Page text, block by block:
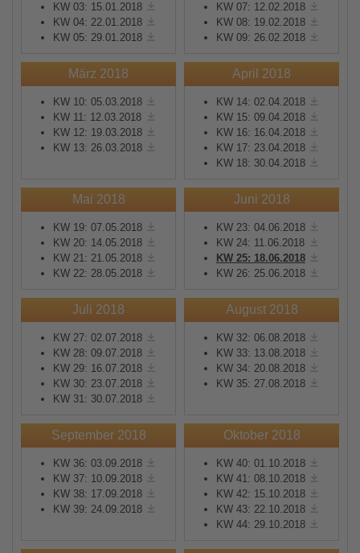
KW 03: 15.01.2018
KW 04: 22.01.2018
KW 05: 29.01.2018
KW 07: 12.02.2018
KW 08: 19.02.2018
KW 09: 26.02.2018
März 2018
KW 10: 05.03.2018
KW 11: 12.03.2018
KW 12: 19.03.2018
KW 13: 26.03.2018
April 2018
KW 14: 02.04.2018
KW 15: 09.04.2018
KW 16: 16.04.2018
KW 17: 23.04.2018
KW 18: 30.04.2018
Mai 2018
KW 19: 07.05.2018
KW 20: 14.05.2018
KW 21: 21.05.2018
KW 22: 28.05.2018
Juni 2018
KW 23: 04.06.2018
KW 24: 11.06.2018
KW 25: 18.06.2018
KW 26: 25.06.2018
Juli 2018
KW 27: 02.07.2018
KW 28: 09.07.2018
KW 29: 16.07.2018
KW 30: 23.07.2018
KW 31: 30.07.2018
August 2018
KW 32: 06.08.2018
KW 33: 13.08.2018
KW 34: 20.08.2018
KW 35: 27.08.2018
September 2018
KW 36: 03.09.2018
KW 37: 10.09.2018
KW 38: 17.09.2018
KW 39: 24.09.2018
Oktober 2018
KW 40: 01.10.2018
KW 41: 08.10.2018
KW 42: 15.10.2018
KW 43: 22.10.2018
KW 44: 29.10.2018